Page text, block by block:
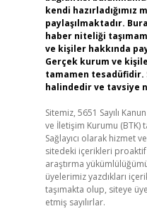
kendi hazırladığımız
paylaşılmaktadır.
haber niteliği
ve kişiler hakkında
Gerçek kurum ve
tamamen
halindedir ve tavsiye
Sitemiz, 5651 Sayılı
ve İletişim Kurumu (BTK)
Sağlayıcı olarak hizmet
sitedeki içerikleri
araştırma
üyelerimiz yazdıkları
taşımakta olup, siteye
etmiş sayılırlar.